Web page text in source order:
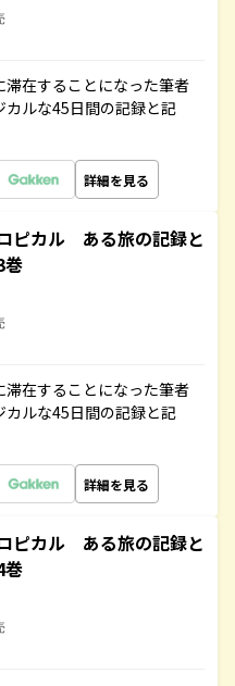
在することになった筆者
ルな45日間の記録と記
詳細を見る
ピカル ある旅の記録と
在することになった筆者
ルな45日間の記録と記
詳細を見る
ピカル ある旅の記録と